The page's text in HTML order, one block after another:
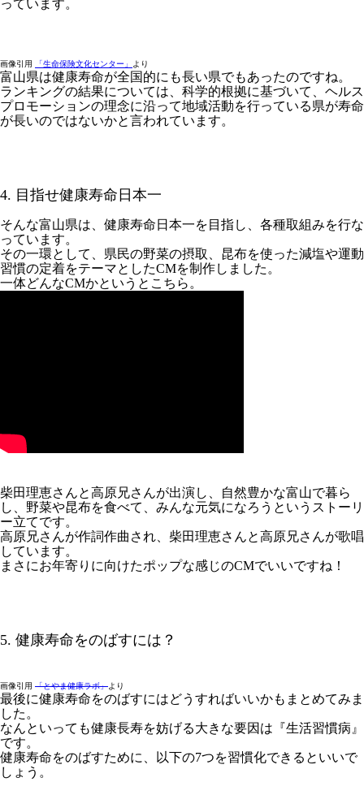
っています。
画像引用 「生命保険文化センター」 より
富山県は健康寿命が全国的にも長い県でもあったのですね。
ランキングの結果については、科学的根拠に基づいて、ヘルス
プロモーションの理念に沿って地域活動を行っている県が寿命
が長いのではないかと言われています。
4. 目指せ健康寿命日本一
そんな富山県は、健康寿命日本一を目指し、各種取組みを行な
っています。
その一環として、県民の野菜の摂取、昆布を使った減塩や運動
習慣の定着をテーマとしたCMを制作しました。
一体どんなCMかというとこちら。
柴田理恵さんと高原兄さんが出演し、自然豊かな富山で暮ら
し、野菜や昆布を食べて、みんな元気になろうというストーリ
ー立てです。
高原兄さんが作詞作曲され、柴田理恵さんと高原兄さんが歌唱
しています。
まさにお年寄りに向けたポップな感じのCMでいいですね！
5. 健康寿命をのばすには？
画像引用 「とやま健康ラボ」より
最後に健康寿命をのばすにはどうすればいいかもまとめてみま
した。
なんといっても健康長寿を妨げる大きな要因は『生活習慣病』
です。
健康寿命をのばすために、以下の7つを習慣化できるといいで
しょう。